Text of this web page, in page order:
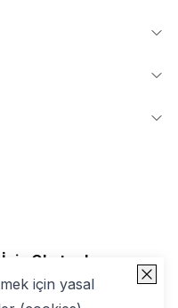
için yasal
İçin Okutun!